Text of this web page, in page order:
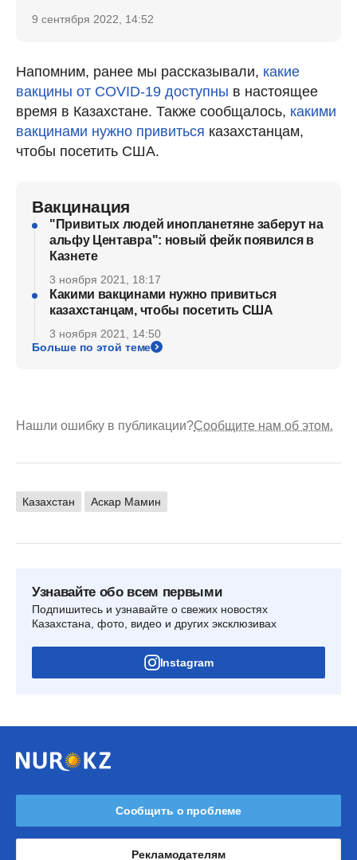
9 сентября 2022, 14:52
Напомним, ранее мы рассказывали, какие
вакцины от COVID-19 доступны в настоящее
время в Казахстане. Также сообщалось, какими
вакцинами нужно привиться казахстанцам,
чтобы посетить США.
Вакцинация
"Привитых людей инопланетяне заберут на
альфу Центавра": новый фейк появился в
Казнете
3 ноября 2021, 18:17
Какими вакцинами нужно привиться
казахстанцам, чтобы посетить США
3 ноября 2021, 14:50
Больше по этой теме
Нашли ошибку в публикации?Сообщите нам об этом.
Казахстан Аскар Мамин
Узнавайте обо всем первыми
Подпишитесь и узнавайте о свежих новостях
Казахстана, фото, видео и других эксклюзивах
Instagram
Сообщить о проблеме
Рекламодателям